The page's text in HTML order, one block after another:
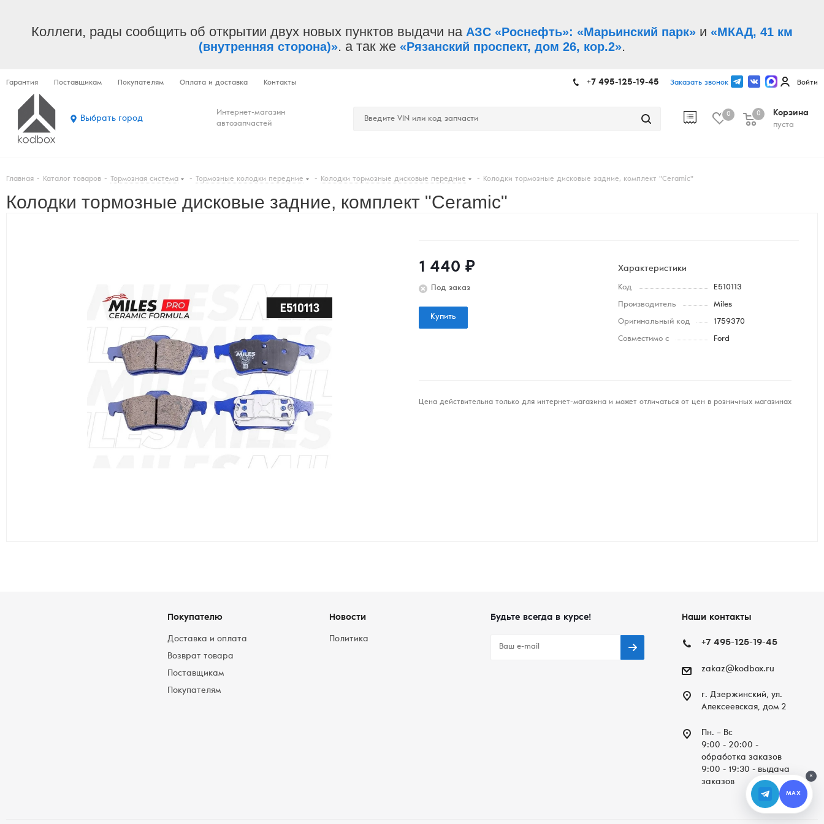
Коллеги, рады сообщить об открытии двух новых пунктов выдачи на АЗС «Роснефть»: «Марьинский парк» и «МКАД, 41 км
(внутренняя сторона)». а так же «Рязанский проспект, дом 26, кор.2».
Гарантия Поставщикам Покупателям Оплата и доставка Контакты +7 495-125-19-45 Заказать звонок Войти
Выбрать город
Интернет-магазин
автозапчастей
0
Корзина
пуста
0
Главная - Каталог товаров - Тормозная система - Тормозные колодки передние - Колодки тормозные дисковые передние - Колодки тормозные дисковые задние, комплект "Ceramic"
Колодки тормозные дисковые задние, комплект "Ceramic"
1 440 ₽
Под заказ
Купить
Характеристики
Код E510113
Производитель Miles
Оригинальный код 1759370
Совместимо с Ford
Цена действительна только для интернет-магазина и может отличаться от цен в розничных магазинах
Покупателю
Доставка и оплата
Возврат товара
Поставщикам
Покупателям
Новости
Политика
Будьте всегда в курсе! Наши контакты
+7 495-125-19-45
zakaz@kodbox.ru
г. Дзержинский, ул.
Алексеевская, дом 2
Пн. – Вc
9:00 - 20:00 -
обработка заказов
9:00 - 19:30 - выдача
заказов
×
MAX